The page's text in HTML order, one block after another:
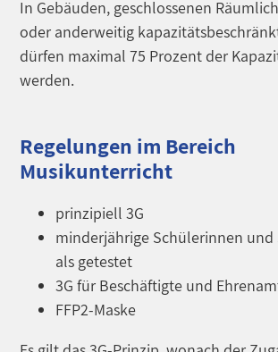
In Gebäuden, geschlossenen
oder anderweitig
dürfen maximal 75 Prozent der
werden.
Regelungen im Bereich
Musikunterricht
prinzipiell 3G
minderjährige Schülerinnen
als getestet
3G für Beschäftigte und
FFP2-Maske